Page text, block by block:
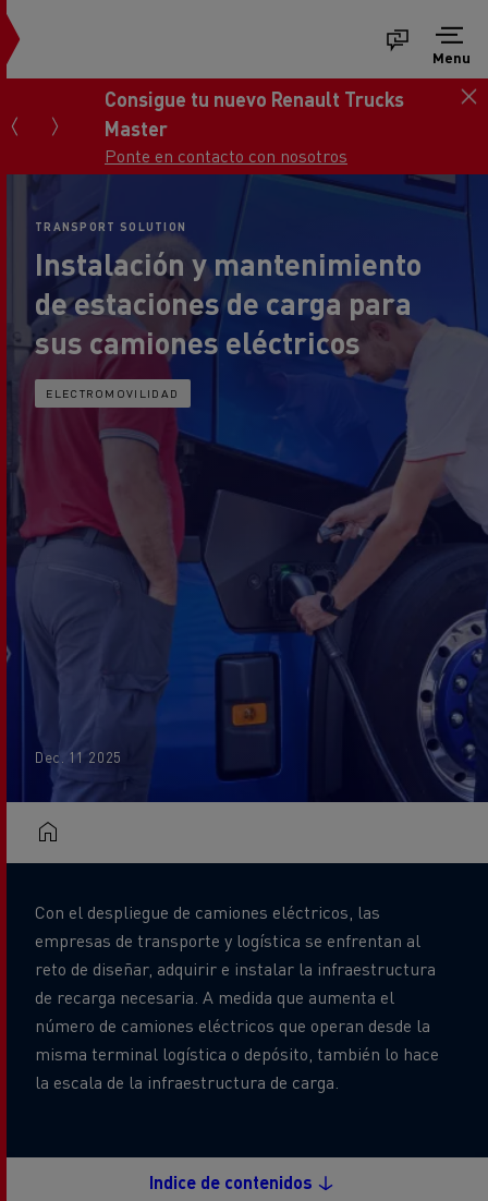
Menu
Consigue tu nuevo Renault Trucks
Master
Ponte en contacto con nosotros
TRANSPORT SOLUTION
Instalación y mantenimiento
de estaciones de carga para
sus camiones eléctricos
ELECTROMOVILIDAD
Dec. 11 2025
Con el despliegue de camiones eléctricos, las
empresas de transporte y logística se enfrentan al
reto de diseñar, adquirir e instalar la infraestructura
de recarga necesaria. A medida que aumenta el
número de camiones eléctricos que operan desde la
misma terminal logística o depósito, también lo hace
la escala de la infraestructura de carga.
Indice de contenidos